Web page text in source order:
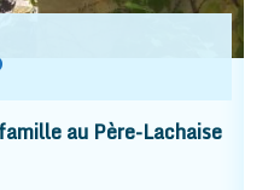
au Père-Lachaise